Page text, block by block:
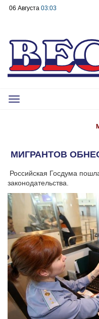
06 Августа 03:03
Toggle
МИГРАНТОВ
Российская Госдума
законодательства.